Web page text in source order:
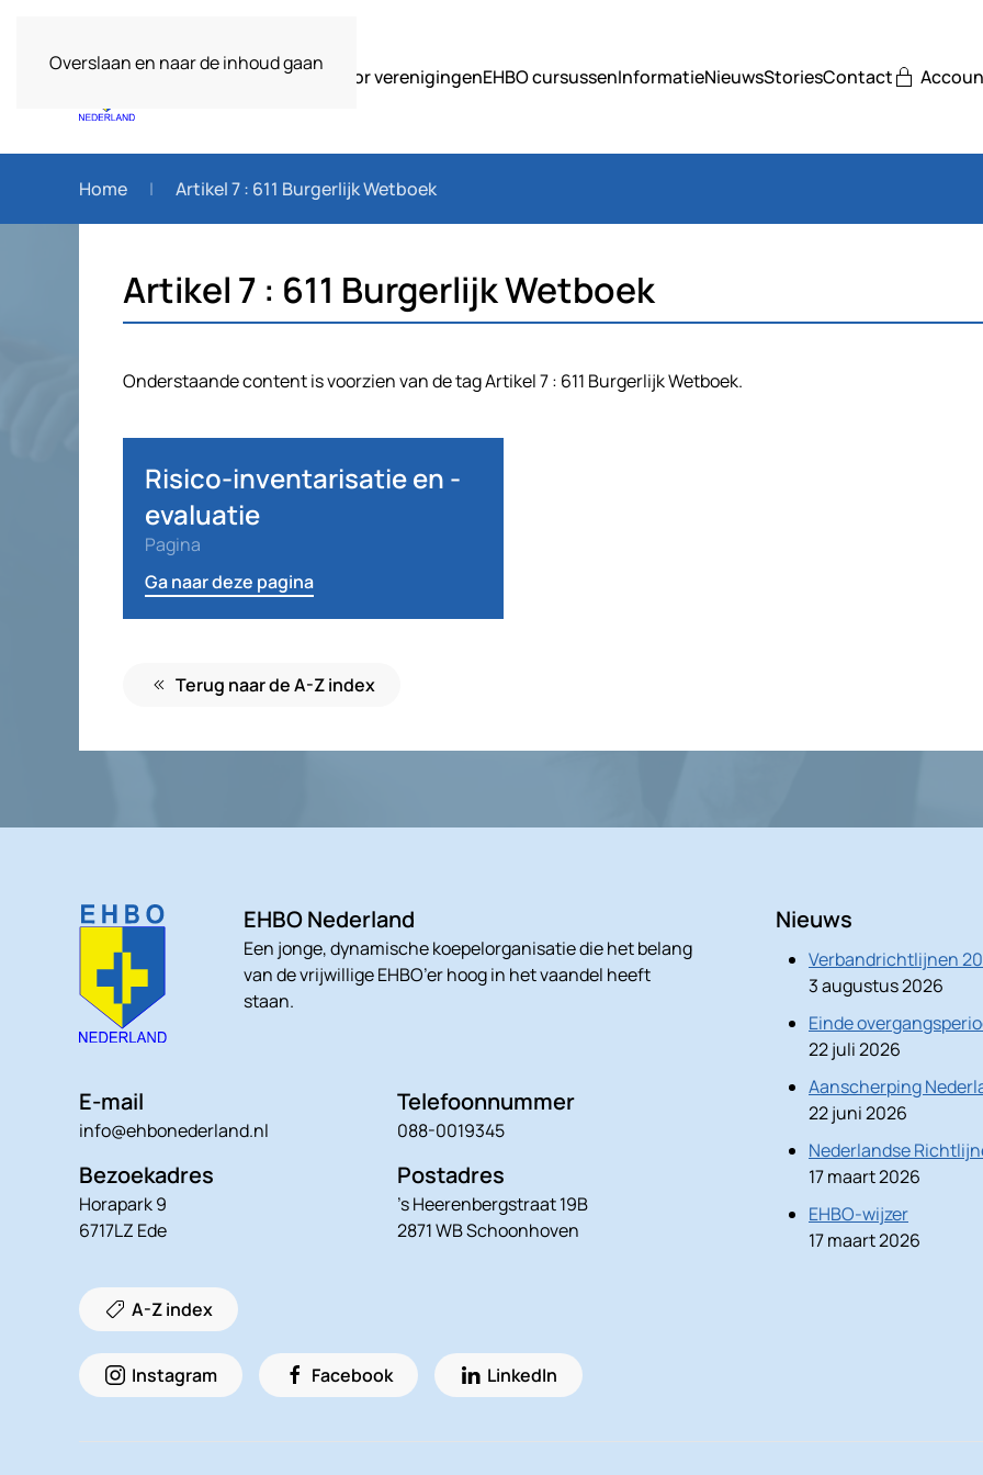
Overslaan en naar de inhoud gaan
Over ons Voor verenigingenEHBO cursussenInformatieNieuwsStoriesContact
Home Artikel 7 : 611 Burgerlijk Wetboek
Artikel 7 : 611 Burgerlijk Wetboek
Onderstaande content is voorzien van de tag Artikel 7 : 611 Burgerlijk Wetboek.
Risico-inventarisatie en -
evaluatie
Pagina
Ga naar deze pagina
Terug naar de A-Z index
EHBO Nederland
Een jonge, dynamische koepelorganisatie die het belang
van de vrijwillige EHBO’er hoog in het vaandel heeft
staan.
E-mail
info@ehbonederland.nl
Telefoonnummer
088-0019345
Bezoekadres
Horapark 9
6717LZ Ede
Postadres
’s Heerenbergstraat 19B
2871 WB Schoonhoven
A-Z index
Instagram Facebook LinkedIn
Nieuws
Verbandrichtlijnen
3 augustus 2026
Einde
22 juli 2026
Aanscherping
22 juni 2026
Nederlandse
17 maart 2026
EHBO-wijzer
17 maart 2026